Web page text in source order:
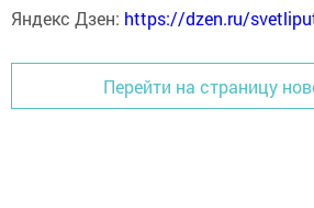
Яндекс Дзен: https://dzen.ru/
Перейти на страницу